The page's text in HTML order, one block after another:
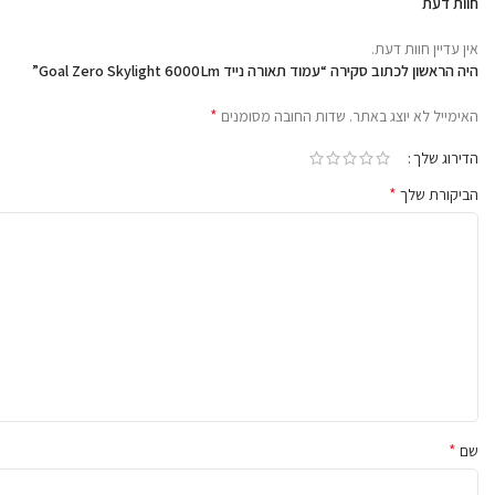
עוצמה וגמישות
עוצמת תאורה גבוהה של עד 6000 לומנס להארת שטחים
אין עדיין חוות דעת.
היה הראשון לכתוב סקירה “עמוד תאורה נייד Goal Zero Skylight 6000Lm”
האימייל לא יוצג באתר. שדות החובה מסומנים *
הדירוג שלך
הביקורת שלך *
שם *